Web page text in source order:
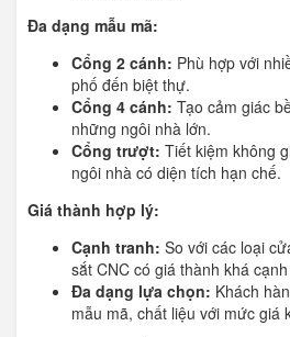
Đa dạng mẫu mã:
Cổng 2 cánh: Phù hợp với
phố đến biệt thự.
Cổng 4 cánh: Tạo cảm giác
những ngôi nhà lớn.
Cổng trượt: Tiết kiệm không
ngôi nhà có diện tích hạn chế.
Giá thành hợp lý:
Cạnh tranh: So với các loại
sắt CNC có giá thành khá
Đa dạng lựa chọn: Khách
mẫu mã, chất liệu với mức giá